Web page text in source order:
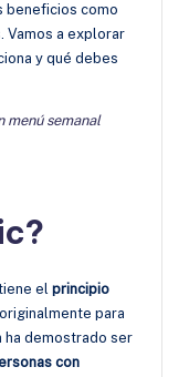
beneficios como
Vamos a explorar
y qué debes
menú semanal
el principio
para
ha demostrado ser
con